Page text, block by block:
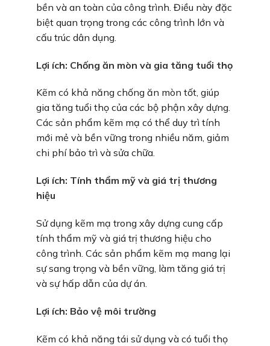
bền và an toàn của công trình. Điều này đặc
biệt quan trọng trong các công trình lớn và
cấu trúc dân dụng.
Lợi ích: Chống ăn mòn và gia tăng tuổi thọ
Kẽm có khả năng chống ăn mòn tốt, giúp
gia tăng tuổi thọ của các bộ phận xây dựng.
Các sản phẩm kẽm mạ có thể duy trì tính
mới mẻ và bền vững trong nhiều năm, giảm
chi phí bảo trì và sửa chữa.
Lợi ích: Tính thẩm mỹ và giá trị thương
hiệu
Sử dụng kẽm mạ trong xây dựng cung cấp
tính thẩm mỹ và giá trị thương hiệu cho
công trình. Các sản phẩm kẽm mạ mang lại
sự sang trọng và bền vững, làm tăng giá trị
và sự hấp dẫn của dự án.
Lợi ích: Bảo vệ môi trường
Kẽm có khả năng tái sử dụng và có tuổi thọ